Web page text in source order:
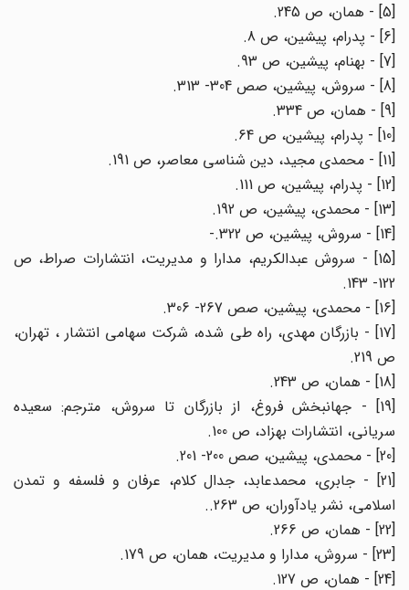
[15] - سروش عبدالکریم، مدارا و مدیریت، انتشارات صراط، ص
122- 143.
[17] - بازرگان مهدی، راه طی شده، شرکت سهامی انتشار ، تهران،
ص 219.
[19] - جهانبخش فروغ، از بازرگان تا سروش، مترجم: سعیده
سریانی، انتشارات بهزاد، ص 100.
[21] - جابری، محمدعابد، جدال کلام، عرفان و فلسفه و تمدن
اسلامی، نشر یادآوران، ص 263..